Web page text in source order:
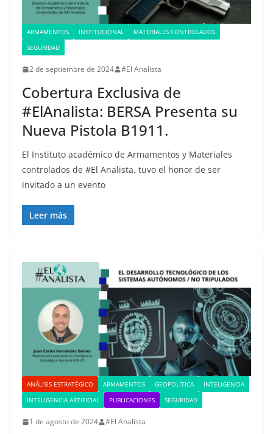
ARMAMENTOS INSTITUCIONAL
MATERIALES CONTROLADOS
SEGURIDAD
2 de septiembre de 2024 #El Analista
Cobertura Exclusiva de
#ElAnalista: BERSA Presenta su
Nueva Pistola B1911.
El Instituto académico de Armamentos y Materiales
controlados de #El Analista, tuvo el honor de ser
invitado a un evento
Leer más
ANÁLISIS ESTRATÉGICO ARMAMENTOS GEOPOLÍTICA
INTELIGENCIA
INTELIGENCIA ARTIFICIAL
PUBLICACIONES SEGURIDAD
1 de agosto de 2024 #El Analista